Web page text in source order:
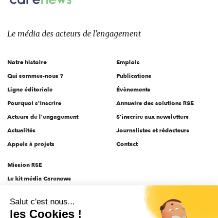
Le
des
l'engagement
Le média des acteurs de l'engagement
Notre histoire
Qui sommes-nous ?
Ligne éditoriale
Pourquoi s'inscrire
Acteurs de l'engagement
Actualités
Appels à projets
Emplois
Publications
Évènements
Annuaire des solutions RSE
S'inscrire aux newsletters
Journalistes et rédacteurs
Contact
Mission RSE
Le kit média Carenews
AEF info
Salut c'est nous...
les Cookies !